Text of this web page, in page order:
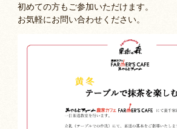
初めての方もご参加いただけます。
お気軽にお問い合わせください。